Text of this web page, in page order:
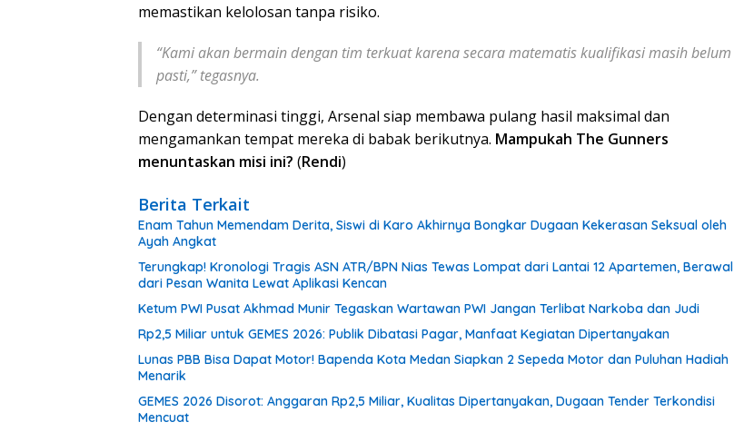
memastikan kelolosan tanpa risiko.
“Kami akan bermain dengan tim terkuat karena secara matematis kualifikasi masih belum
pasti,”tegasnya.
Dengan determinasi tinggi, Arsenal siap membawa pulang hasil maksimal dan
mengamankan tempat mereka di babak berikutnya. Mampukah The Gunners
menuntaskan misi ini? (Rendi)
Berita Terkait
Enam Tahun Memendam Derita, Siswi di Karo Akhirnya Bongkar Dugaan Kekerasan Seksual oleh
Ayah Angkat
Terungkap! Kronologi Tragis ASN ATR/BPN Nias Tewas Lompat dari Lantai 12 Apartemen, Berawal
dari Pesan Wanita Lewat Aplikasi Kencan
Ketum PWI Pusat Akhmad Munir Tegaskan Wartawan PWI Jangan Terlibat Narkoba dan Judi
Rp2,5 Miliar untuk GEMES 2026: Publik Dibatasi Pagar, Manfaat Kegiatan Dipertanyakan
Lunas PBB Bisa Dapat Motor! Bapenda Kota Medan Siapkan 2 Sepeda Motor dan Puluhan Hadiah
Menarik
GEMES 2026 Disorot: Anggaran Rp2,5 Miliar, Kualitas Dipertanyakan, Dugaan Tender Terkondisi
Mencuat